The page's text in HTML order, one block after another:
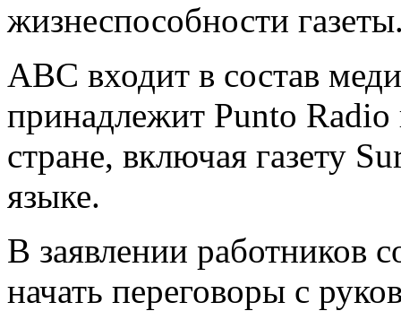
жизнеспособности
АВС входит в состав
принадлежит Punto
стране, включая газету
языке.
В заявлении работников
начать переговоры с